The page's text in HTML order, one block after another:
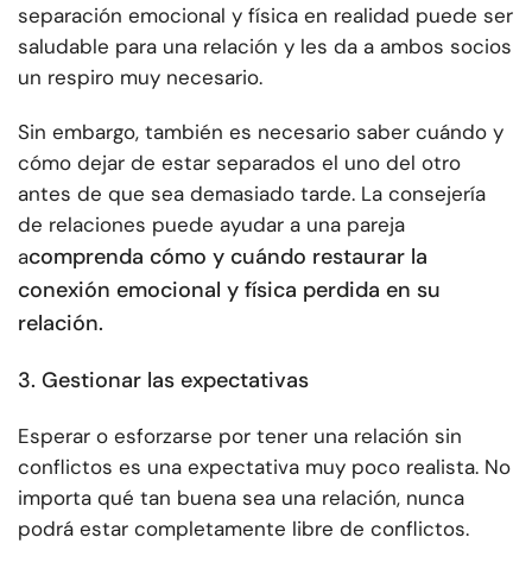
separación emocional y física en realidad puede ser
saludable para una relación y les da a ambos socios
un respiro muy necesario.
Sin embargo, también es necesario saber cuándo y
cómo dejar de estar separados el uno del otro
antes de que sea demasiado tarde. La consejería
de relaciones puede ayudar a una pareja
acomprenda cómo y cuándo restaurar la
conexión emocional y física perdida en su
relación.
3. Gestionar las expectativas
Esperar o esforzarse por tener una relación sin
conflictos es una expectativa muy poco realista. No
importa qué tan buena sea una relación, nunca
podrá estar completamente libre de conflictos.